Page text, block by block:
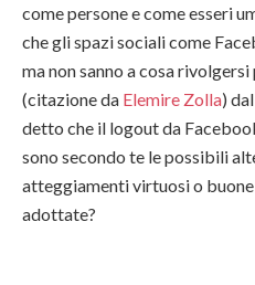
come persone e come esseri
che gli spazi sociali come
ma non sanno a cosa
(citazione da Elemire Zolla)
detto che il logout da
sono secondo te le possibili
atteggiamenti virtuosi o
adottate?